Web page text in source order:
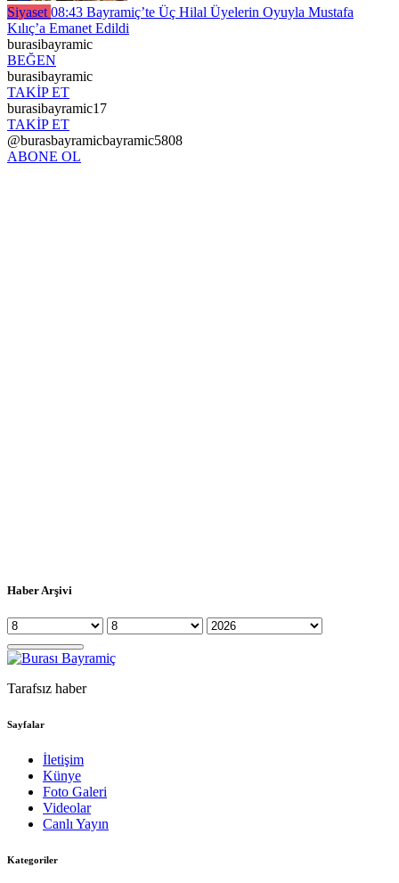
Siyaset 08:43 Bayramiç’te Üç Hilal Üyelerin Oyuyla Mustafa
Kılıç’a Emanet Edildi
burasibayramic
BEĞEN
burasibayramic
TAKİP ET
burasibayramic17
TAKİP ET
@burasbayramicbayramic5808
ABONE OL
Haber Arşivi
Tarafsız haber
Sayfalar
İletişim
Künye
Foto Galeri
Videolar
Canlı Yayın
Kategoriler